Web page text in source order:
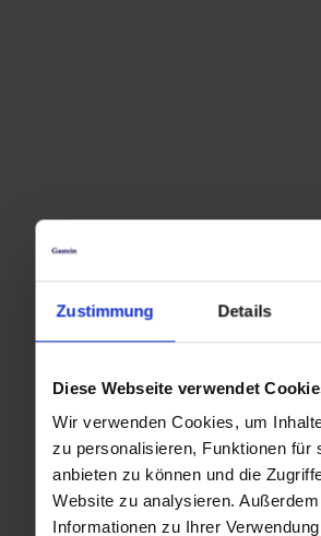
Zustimmung Details
Diese Webseite verwendet
Wir verwenden Cookies, um
zu personalisieren, Funktionen für
anbieten zu können und die
Website zu analysieren.
Informationen zu Ihrer
Zurück zur Übersicht